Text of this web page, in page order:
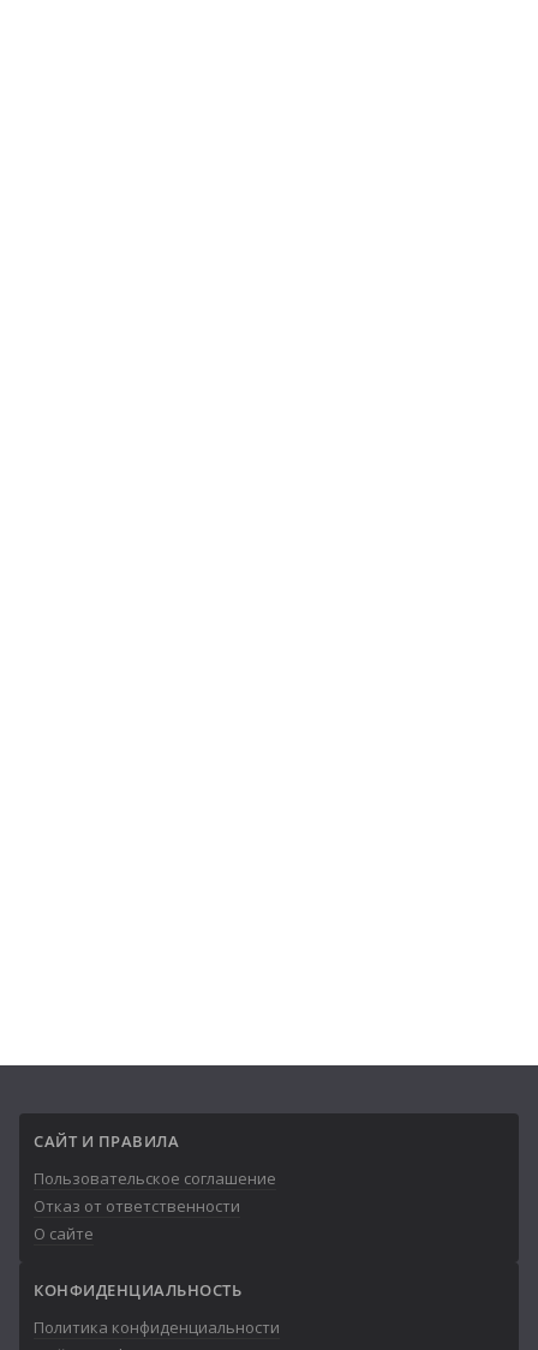
САЙТ И ПРАВИЛА
Пользовательское соглашение
Отказ от ответственности
О сайте
КОНФИДЕНЦИАЛЬНОСТЬ
Политика конфиденциальности